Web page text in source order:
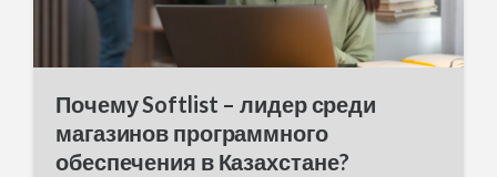
Почему Softlist – лидер среди
магазинов программного
обеспечения в Казахстане?